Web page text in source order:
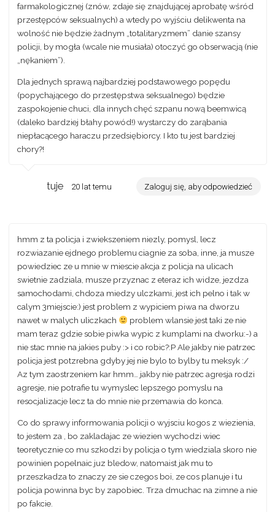
farmakologicznej (znów, zdaje się znajdującej aprobatę wśród
przestępców seksualnych) a wtedy po wyjściu delikwenta na
wolność nie będzie żadnym „totalitaryzmem” danie szansy
policji, by mogła (wcale nie musiała) otoczyć go obserwacją (nie
„nękaniem”).
Dla jednych sprawą najbardziej podstawowego popędu
(popychającego do przestępstwa seksualnego) będzie
zaspokojenie chuci, dla innych chęć szpanu nową beemwicą
(daleko bardziej błahy powód!) wystarczy do zarąbania
niepłacącego haraczu przedsiębiorcy. I kto tu jest bardziej
chory?!
tuje 20 lat temu Zaloguj się, aby odpowiedzieć
hmm z ta policja i zwiekszeniem niezly, pomysl, lecz
rozwiazanie ejdnego problemu ciagnie za soba, inne, ja musze
powiedziec ze u mnie w miescie akcja z policja na ulicach
swietnie zadziala, musze przyznac z eteraz ich widze, jezdza
samochodami, chdoza miedzy ulczkami, jest ich pelno i tak w
calym 3miejscie:) jest problem z wypiciem piwa na dworzu
nawet w malych uliczkach
problem wlansie jest taki ze nie
mam teraz gdzie sobie piwka wypic z kumplami na dworku:-) a
nie stac mnie na jakies puby :> i co robic?:P Ale jakby nie patrzec
policja jest potzrebna gdyby jej nie bylo to bylby tu meksyk :/
Az tym zaostrzeniem kar hmm… jakby nie patrzec agresja rodzi
agresje, nie potrafie tu wymyslec lepszego pomyslu na
resocjalizacje lecz ta do mnie nie przemawia do konca.
Co do sprawy informowania policji o wyjsciu kogos z wiezienia,
to jestem za , bo zakladajac ze wiezien wychodzi wiec
teoretycznie co mu szkodzi by policja o tym wiedziala skoro nie
powinien popelnaic juz bledow, natomaist jak mu to
przeszkadza to znaczy ze sie czegos boi, ze cos planuje i tu
policja powinna byc by zapobiec. Trza dmuchac na zimne a nie
po fakcie.